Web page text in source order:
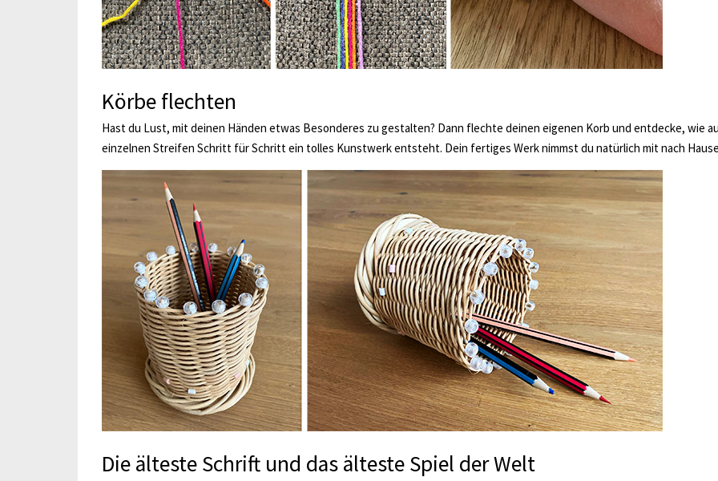
Körbe flechten
Hast du Lust, mit deinen Händen etwas Besonderes zu gestalten? Dann flechte deinen eigenen Korb und entdecke, wie
einzelnen Streifen Schritt für Schritt ein tolles Kunstwerk entsteht. Dein fertiges Werk nimmst du natürlich mit nach
Die älteste Schrift und das älteste Spiel der Welt